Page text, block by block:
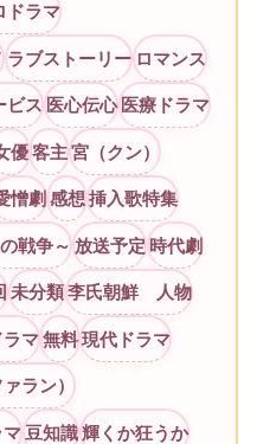
ドラマ
ラブストーリー ロマンス
ビス 医心伝心 医療ドラマ
優 客主 宮（クン）
憎劇 感想 挿入歌特集
戦争～ 放送予定 時代劇
未分類 李氏朝鮮 人物
マ 無料 現代ドラマ
ラン）
豆知識 輝くか狂うか